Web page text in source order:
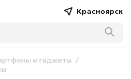
Красноярск
и гаджеты